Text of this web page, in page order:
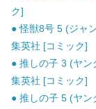
ク]
● 怪獣8号 5 (ジャ
集英社 [コミック]
● 推しの子 3 (ヤ
集英社 [コミック]
● 推しの子 5 (ヤ